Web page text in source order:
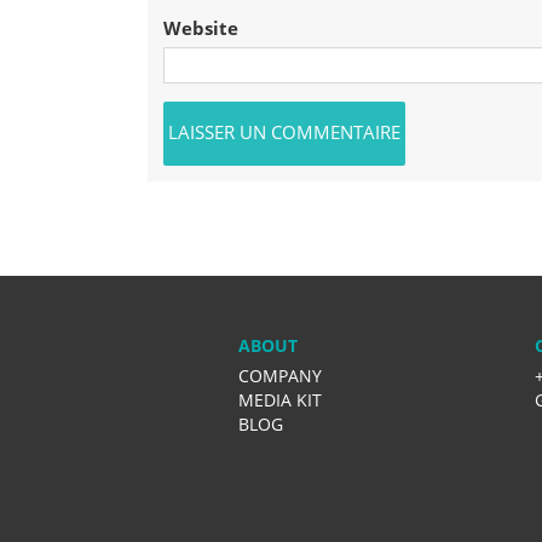
Website
ABOUT
COMPANY
MEDIA KIT
BLOG